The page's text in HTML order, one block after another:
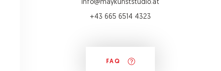
info@maykunststudio.at
+43 665 6514 4323
FAQ